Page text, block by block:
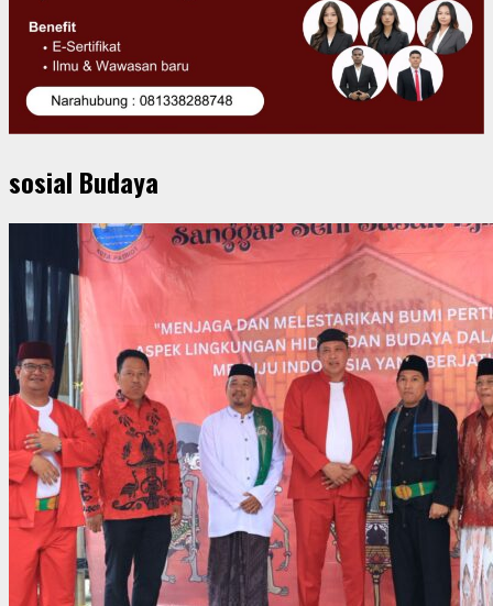
sosial Budaya